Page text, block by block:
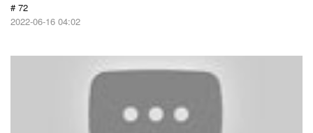
# 72
2022-06-16 04:02